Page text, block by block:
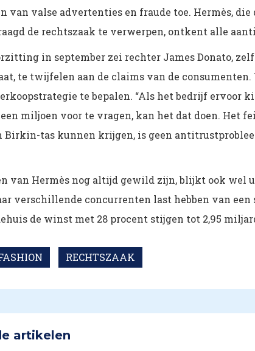
van valse advertenties en fraude toe. Hermès,
de rechtszaak te verwerpen, ontkent alle
in september zei rechter James Donato,
te twijfelen aan de claims van de consumenten.
te bepalen. “Als het bedrijf ervoor
miljoen voor te vragen, kan het dat doen. Het
Birkin-tas kunnen krijgen, is geen
van Hermès nog altijd gewild zijn, blijkt ook wel
verschillende concurrenten last hebben van
de winst met 28 procent stijgen tot 2,95
RECHTSZAAK
artikelen